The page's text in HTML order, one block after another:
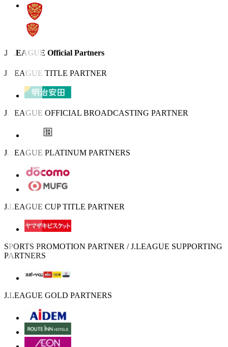
J.LEAGUE Official Partners
J.LEAGUE TITLE PARTNER
J.LEAGUE OFFICIAL BROADCASTING PARTNER
J.LEAGUE PLATINUM PARTNERS
J.LEAGUE CUP TITLE PARTNER
SPORTS PROMOTION PARTNER / J.LEAGUE SUPPORTING
PARTNERS
J.LEAGUE GOLD PARTNERS